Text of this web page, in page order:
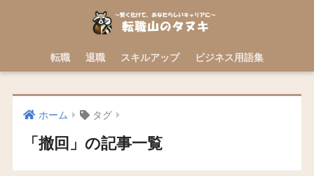
転職 退職 スキルアップ ビジネス用語集
ホーム タグ
「撤回」の記事一覧